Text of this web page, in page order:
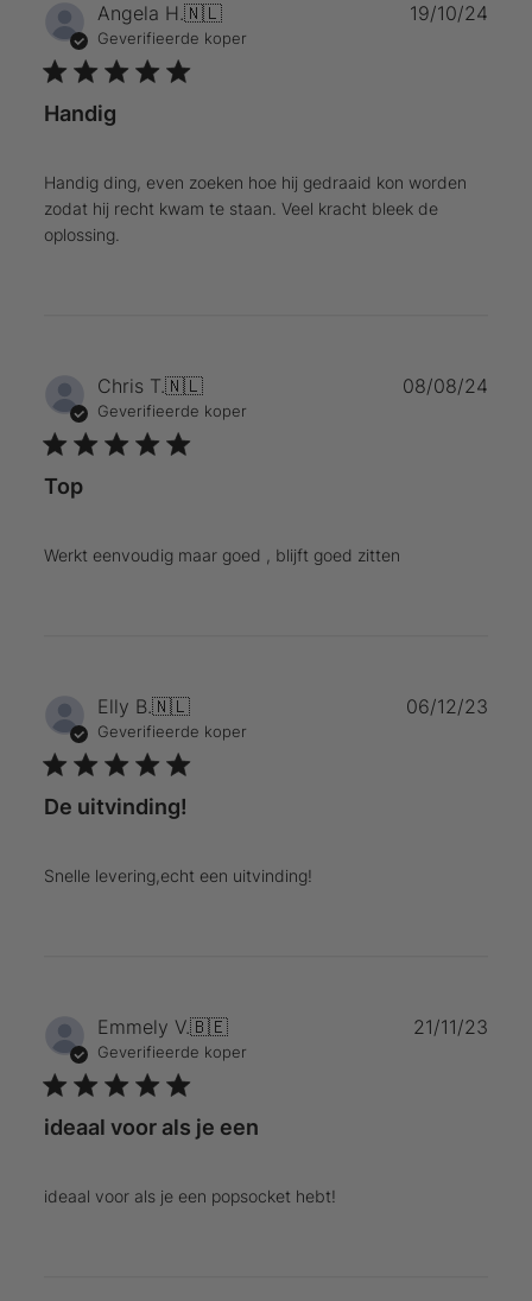
Angela H.🇳🇱
Geverifieerde koper
Handig
Handig ding, even zoeken hoe hij gedraaid kon worden
zodat hij recht kwam te staan. Veel kracht bleek de
oplossing.
19/10/24
Chris T.🇳🇱
Geverifieerde koper
Top
Werkt eenvoudig maar goed , blijft goed zitten
08/08/24
Elly B.🇳🇱
Geverifieerde koper
De uitvinding!
Snelle levering,echt een uitvinding!
06/12/23
Emmely V.🇧🇪
Geverifieerde koper
ideaal voor als je een
ideaal voor als je een popsocket hebt!
21/11/23